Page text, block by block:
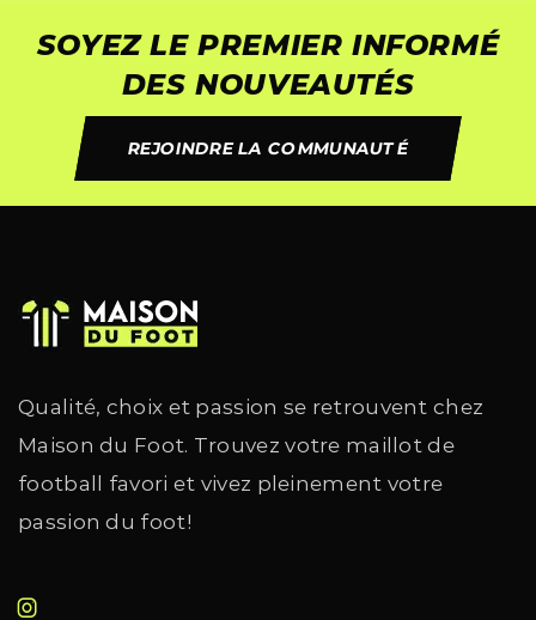
SOYEZ LE PREMIER INFORMÉ
DES NOUVEAUTÉS
REJOINDRE LA COMMUNAUTÉ
Qualité, choix et passion se retrouvent chez
Maison du Foot. Trouvez votre maillot de
football favori et vivez pleinement votre
passion du foot!